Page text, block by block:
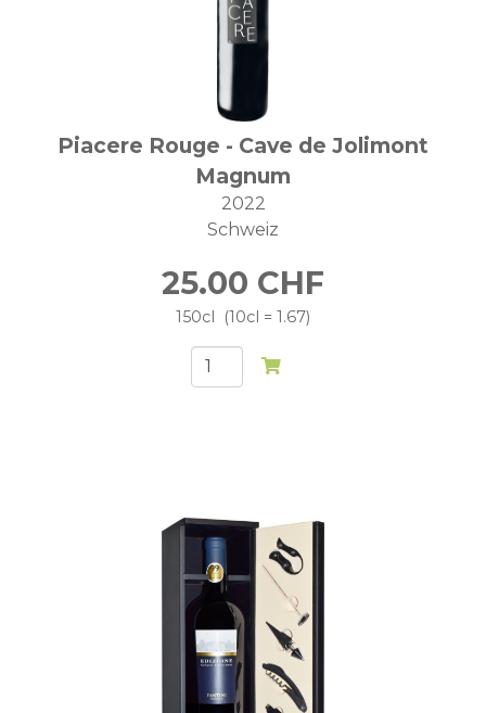
Piacere Rouge - Cave de Jolimont
Magnum
2022
Schweiz
25.00 CHF
150cl 10cl = 1.67